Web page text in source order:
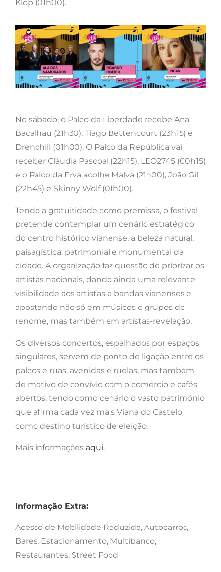
Klop (01h00).
No sábado, o Palco da Liberdade recebe Ana
Bacalhau (21h30), Tiago Bettencourt (23h15) e
Drenchill (01h00). O Palco da República vai
receber Cláudia Pascoal (22h15), LEO2745 (00h15)
e o Palco da Erva acolhe Malva (21h00), João Gil
(22h45) e Skinny Wolf (01h00).
Tendo a gratuitidade como premissa, o festival
pretende contemplar um cenário estratégico
do centro histórico vianense, a beleza natural,
paisagística, patrimonial e monumental da
cidade. A organização faz questão de priorizar os
artistas nacionais, dando ainda uma relevante
visibilidade aos artistas e bandas vianenses e
apostando não só em músicos e grupos de
renome, mas também em artistas-revelação.
Os diversos concertos, espalhados por espaços
singulares, servem de ponto de ligação entre os
palcos e ruas, avenidas e ruelas, mas também
de motivo de convívio com o comércio e cafés
abertos, tendo como cenário o vasto património
que afirma cada vez mais Viana do Castelo
como destino turístico de eleição.
Mais informações aqui.
Informação Extra:
Acesso de Mobilidade Reduzida, Autocarros,
Bares, Estacionamento, Multibanco,
Restaurantes, Street Food